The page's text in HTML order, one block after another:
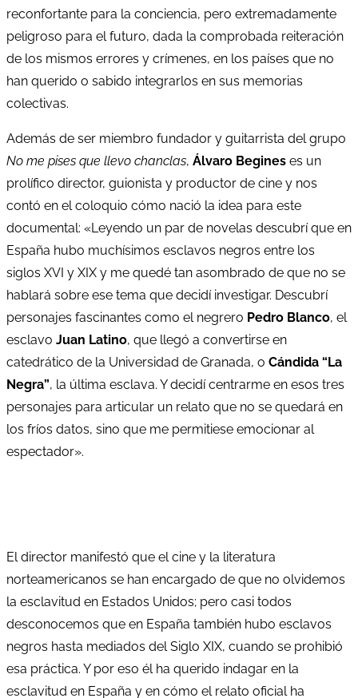
reconfortante para la conciencia, pero extremadamente
peligroso para el futuro, dada la comprobada reiteración
de los mismos errores y crímenes, en los países que no
han querido o sabido integrarlos en sus memorias
colectivas.
Además de ser miembro fundador y guitarrista del grupo
No me pises que llevo chanclas, Álvaro Begines es un
prolífico director, guionista y productor de cine y nos
contó en el coloquio cómo nació la idea para este
documental: «Leyendo un par de novelas descubrí que en
España hubo muchísimos esclavos negros entre los
siglos XVI y XIX y me quedé tan asombrado de que no se
hablará sobre ese tema que decidí investigar. Descubrí
personajes fascinantes como el negrero Pedro Blanco, el
esclavo Juan Latino, que llegó a convertirse en
catedrático de la Universidad de Granada, o Cándida “La
Negra”, la última esclava. Y decidí centrarme en esos tres
personajes para articular un relato que no se quedará en
los fríos datos, sino que me permitiese emocionar al
espectador».
El director manifestó que el cine y la literatura
norteamericanos se han encargado de que no olvidemos
la esclavitud en Estados Unidos; pero casi todos
desconocemos que en España también hubo esclavos
negros hasta mediados del Siglo XIX, cuando se prohibió
esa práctica. Y por eso él ha querido indagar en la
esclavitud en España y en cómo el relato oficial ha